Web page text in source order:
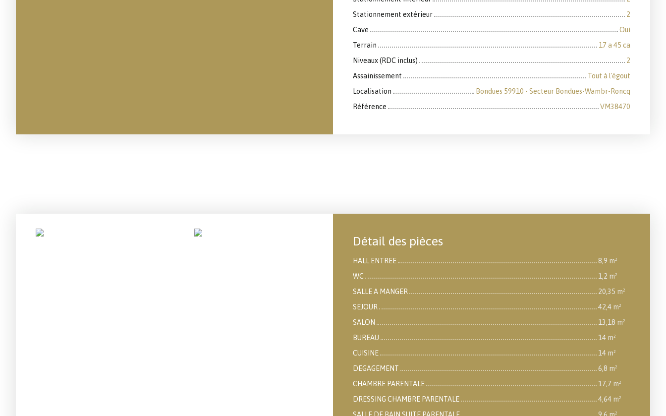
Stationnement extérieur
2
Cave
Oui
Terrain
17 a 45 ca
Niveaux (RDC inclus)
2
Assainissement
Tout à l'égout
Localisation
Bondues 59910 - Secteur Bondues-Wambr-Roncq
Référence
VM38470
Détail des pièces
HALL ENTREE
8,9 m²
WC
1,2 m²
SALLE A MANGER
20,35 m²
SEJOUR
42,4 m²
SALON
13,18 m²
BUREAU
14 m²
CUISINE
14 m²
DEGAGEMENT
6,8 m²
CHAMBRE PARENTALE
17,7 m²
DRESSING CHAMBRE PARENTALE
4,64 m²
SALLE DE BAIN SUITE PARENTALE
9,6 m²